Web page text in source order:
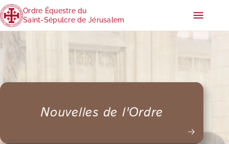
Ordre Équestre du
Saint-Sépulcre de Jérusalem
Nouvelles de l'Ordre